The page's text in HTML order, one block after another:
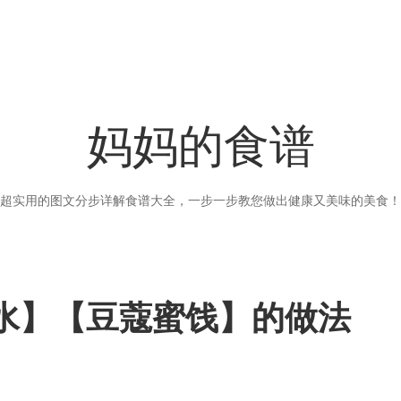
妈妈的食谱
超实用的图文分步详解食谱大全，一步一步教您做出健康又美味的美食！
】【豆蔻蜜饯】的做法